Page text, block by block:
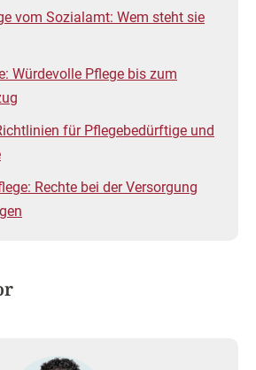
vom Sozialamt: Wem steht sie
Würdevolle Pflege bis zum
für Pflegebedürftige und
Rechte bei der Versorgung